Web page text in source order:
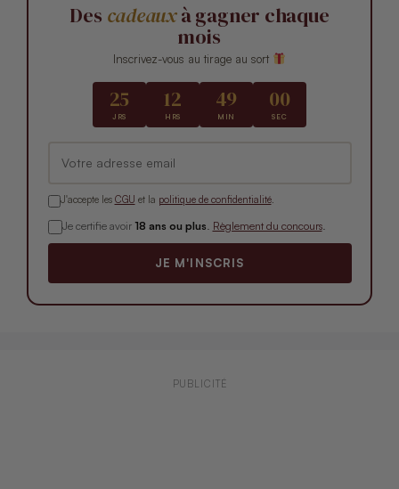
Des cadeauxà gagner chaque
mois
Inscrivez-vous au tirage au sort
25
JRS
12
HRS
48
MIN
58
SEC
J'accepte les CGU et la politique de confidentialité.
Je certifie avoir 18 ans ou plus Règlement du concours.
JE M'INSCRIS
PUBLICITÉ